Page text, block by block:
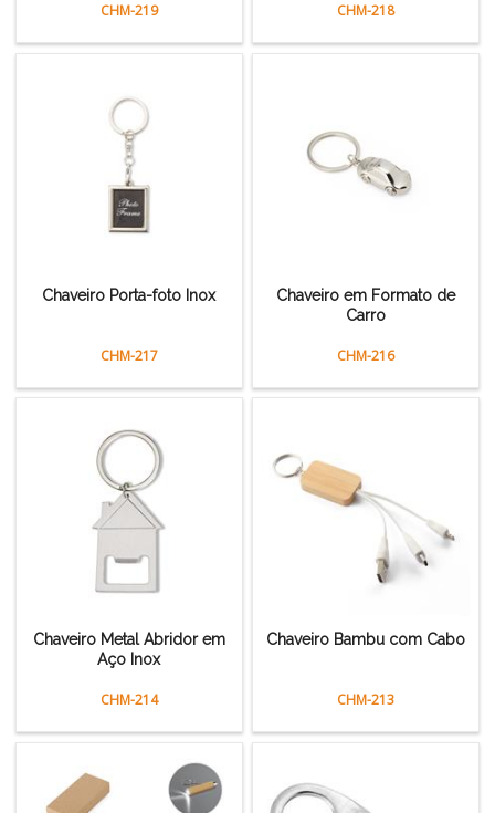
CHM-219 CHM-218
Chaveiro Porta-foto Inox
CHM-217
Chaveiro em Formato de
Carro
CHM-216
Chaveiro Metal Abridor em
Aço Inox
CHM-214
Chaveiro Bambu com Cabo
CHM-213